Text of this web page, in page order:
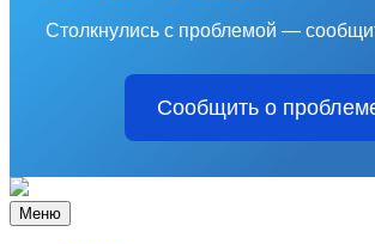
Столкнулись с проблемой —
Сообщить о
Меню